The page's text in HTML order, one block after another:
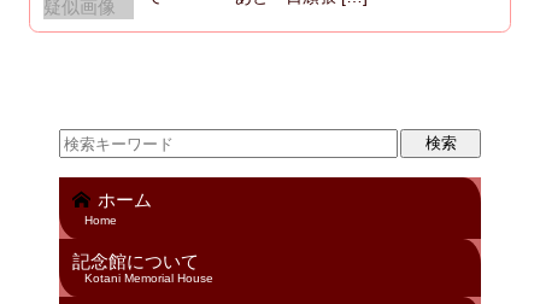
疑似画像
ホーム
Home
記念館について
Kotani Memorial House